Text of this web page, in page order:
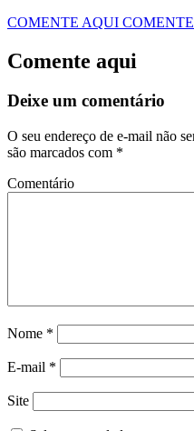
COMENTE AQUI
Comente aqui
Deixe um comentário
O seu endereço de e-mail não
são marcados com *
Comentário
Nome *
E-mail *
Site